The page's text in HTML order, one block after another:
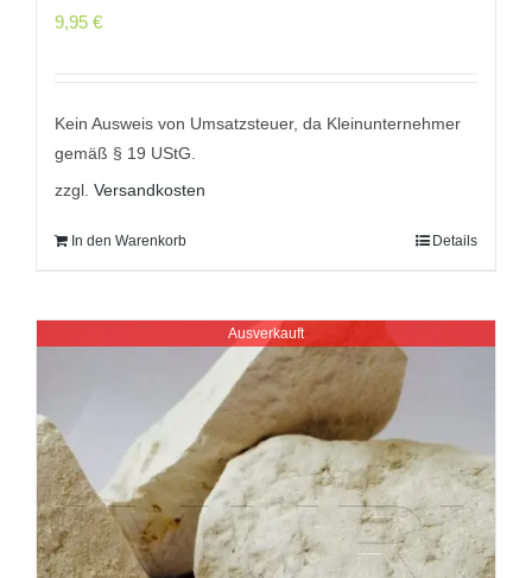
9,95 €
Kein Ausweis von Umsatzsteuer, da Kleinunternehmer
gemäß § 19 UStG.
zzgl. Versandkosten
In den Warenkorb Details
Ausverkauft